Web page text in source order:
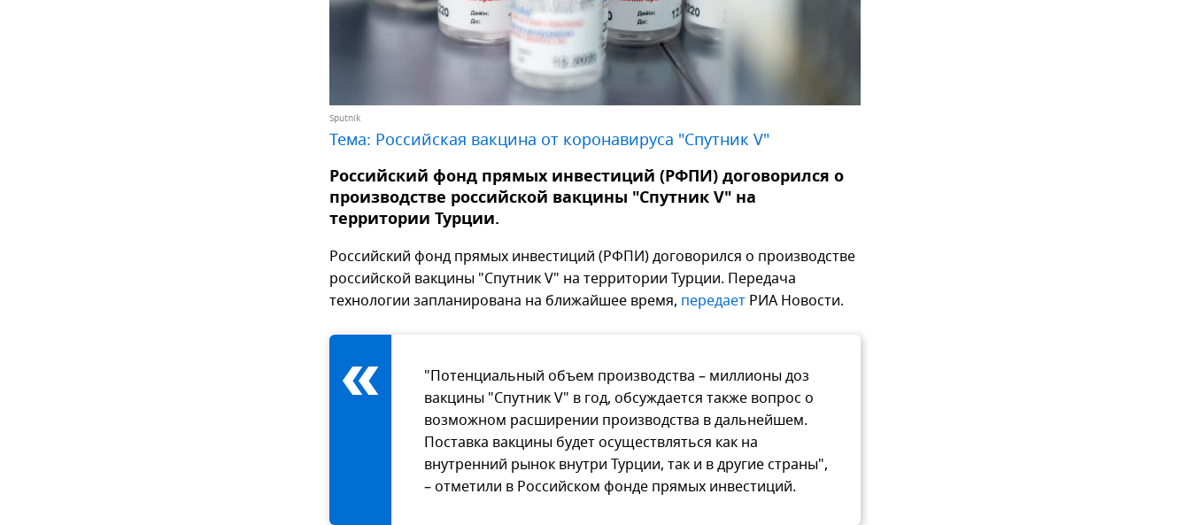
Sputnik
Тема: Российская вакцина от коронавируса "Спутник V"
Российский фонд прямых инвестиций (РФПИ) договорился о
производстве российской вакцины "Спутник V" на
территории Турции.
Российский фонд прямых инвестиций (РФПИ) договорился о производстве
российской вакцины "Спутник V" на территории Турции. Передача
технологии запланирована на ближайшее время, передает РИА Новости.
"Потенциальный объем производства – миллионы доз
вакцины "Спутник V" в год, обсуждается также вопрос о
возможном расширении производства в дальнейшем.
Поставка вакцины будет осуществляться как на
внутренний рынок внутри Турции, так и в другие страны",
– отметили в Российском фонде прямых инвестиций.